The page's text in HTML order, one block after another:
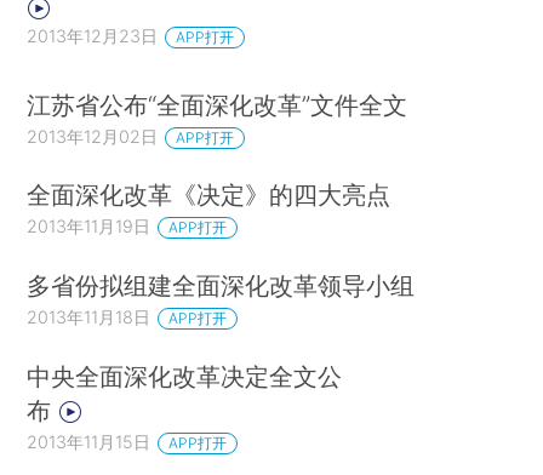
2013年12月23日 APP打开
江苏省公布“全面深化改革”文件全文
2013年12月02日 APP打开
全面深化改革《决定》的四大亮点
2013年11月19日 APP打开
多省份拟组建全面深化改革领导小组
2013年11月18日 APP打开
中央全面深化改革决定全文公
布
2013年11月15日 APP打开